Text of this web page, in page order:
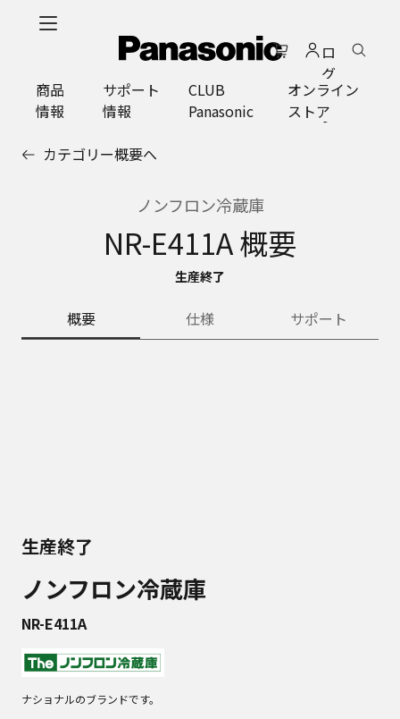
ロ
グ
イ
ン
商品
情報
サポート
情報
CLUB
Panasonic
オンライン
ストア
カテゴリー概要へ
ノンフロン冷蔵庫
NR-E411A 概要
生産終了
概要 仕様 サポート
生産終了
ノンフロン冷蔵庫
NR-E411A
ナショナルのブランドです。